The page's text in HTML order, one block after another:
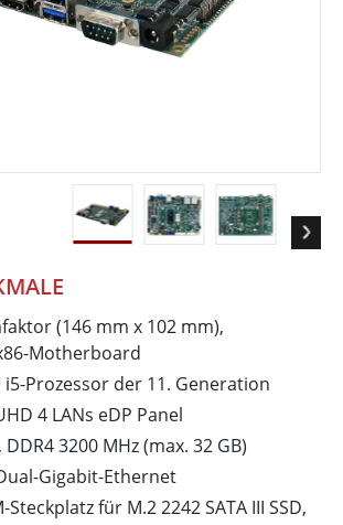
(146 mm x 102 mm),
Motherboard
Prozessor der 11. Generation
4 LANs eDP Panel
DDR4 3200 MHz (max. 32 GB)
Gigabit-Ethernet
Steckplatz für M.2 2242 SATA III SSD,